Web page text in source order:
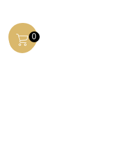
0